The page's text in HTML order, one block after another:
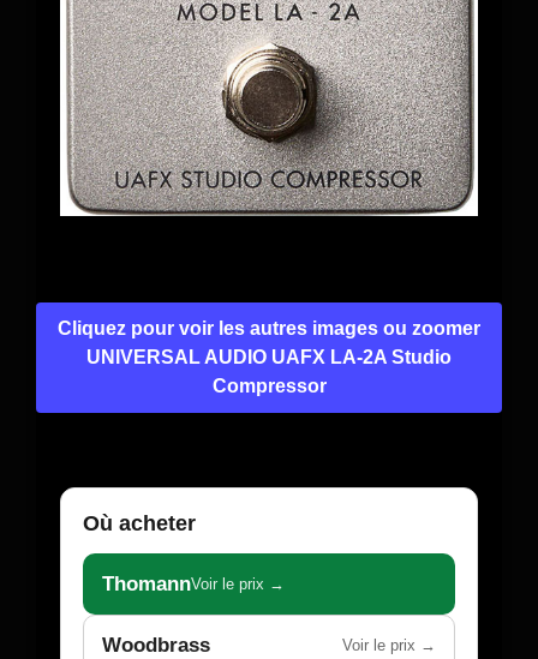
Cliquez pour voir les autres images ou zoomer
UNIVERSAL AUDIO UAFX LA-2A Studio
Compressor
Où acheter
ThomannVoir le prix →
Woodbrass Voir le prix →